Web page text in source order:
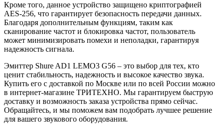
Кроме того, данное устройство защищено криптографией
AES-256, что гарантирует безопасность передачи данных.
Благодаря дополнительным функциям, таким как
сканирование частот и блокировка частот, пользователь
может минимизировать помехи и неполадки, гарантируя
надежность сигнала.
Эмиттер Shure AD1 LEMO3 G56 – это выбор для тех, кто
ценит стабильность, надежность и высокое качество звука.
Купить его с доставкой по Москве или по всей России можно
в интернет-магазине ТРИТЕХНО. Мы гарантируем быструю
доставку и возможность заказа устройства прямо сейчас.
Обращайтесь, и мы поможем вам подобрать лучшее решение
для вашего звукового оборудования.